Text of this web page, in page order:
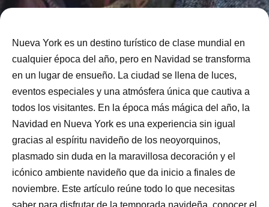
Nueva York es un destino turístico de clase mundial en
cualquier época del año, pero en Navidad se transforma
en un lugar de ensueño. La ciudad se llena de luces,
eventos especiales y una atmósfera única que cautiva a
todos los visitantes. En la época más mágica del año, la
Navidad en Nueva York es una experiencia sin igual
gracias al espíritu navideño de los neoyorquinos,
plasmado sin duda en la maravillosa decoración y el
icónico ambiente navideño que da inicio a finales de
noviembre. Este artículo reúne todo lo que necesitas
saber para disfrutar de la temporada navideña, conocer el